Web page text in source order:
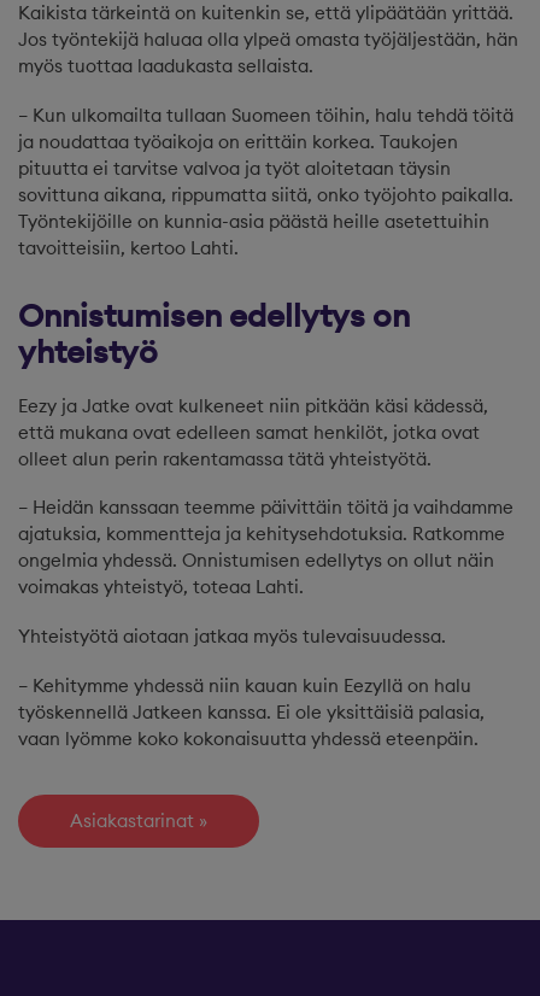
Kaikista tärkeintä on kuitenkin se, että ylipäätään yrittää.
Jos työntekijä haluaa olla ylpeä omasta työjäljestään, hän
myös tuottaa laadukasta sellaista.
– Kun ulkomailta tullaan Suomeen töihin, halu tehdä töitä
ja noudattaa työaikoja on erittäin korkea. Taukojen
pituutta ei tarvitse valvoa ja työt aloitetaan täysin
sovittuna aikana, rippumatta siitä, onko työjohto paikalla.
Työntekijöille on kunnia-asia päästä heille asetettuihin
tavoitteisiin, kertoo Lahti.
Onnistumisen edellytys on
yhteistyö
Eezy ja Jatke ovat kulkeneet niin pitkään käsi kädessä,
että mukana ovat edelleen samat henkilöt, jotka ovat
olleet alun perin rakentamassa tätä yhteistyötä.
– Heidän kanssaan teemme päivittäin töitä ja vaihdamme
ajatuksia, kommentteja ja kehitysehdotuksia. Ratkomme
ongelmia yhdessä. Onnistumisen edellytys on ollut näin
voimakas yhteistyö, toteaa Lahti.
Yhteistyötä aiotaan jatkaa myös tulevaisuudessa.
– Kehitymme yhdessä niin kauan kuin Eezyllä on halu
työskennellä Jatkeen kanssa. Ei ole yksittäisiä palasia,
vaan lyömme koko kokonaisuutta yhdessä eteenpäin.
Asiakastarinat